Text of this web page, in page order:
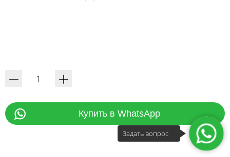
Купить в WhatsApp
Задать вопрос